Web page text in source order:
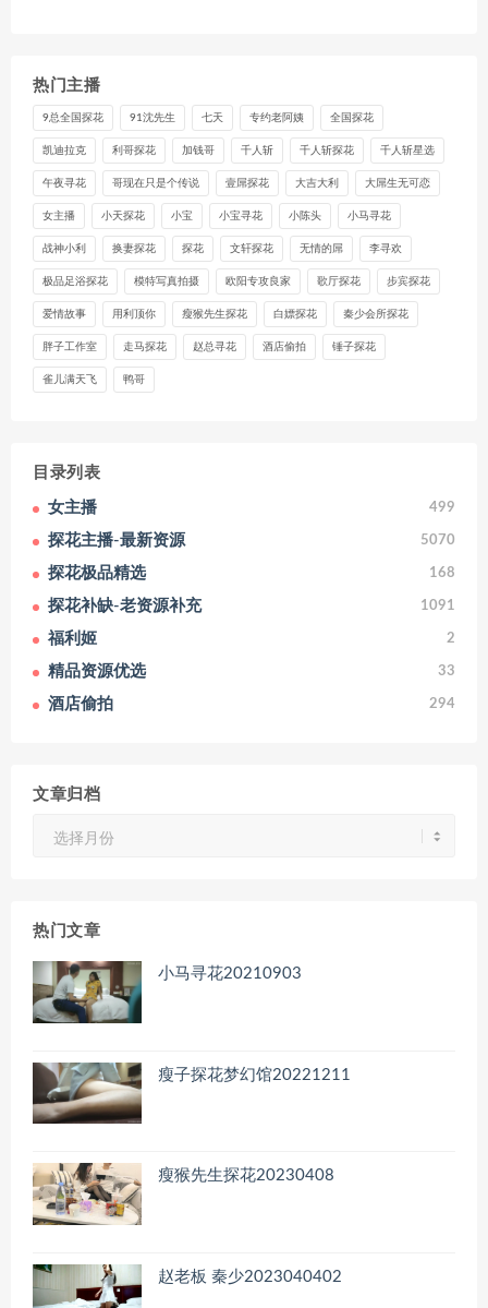
热门主播
9总全国探花 91沈先生 七天 专约老阿姨 全国探花
凯迪拉克 利哥探花 加钱哥 千人斩 千人斩探花 千人斩星选
午夜寻花 哥现在只是个传说 壹屌探花 大吉大利 大屌生无可恋
女主播 小天探花 小宝 小宝寻花 小陈头 小马寻花
战神小利 换妻探花 探花 文轩探花 无情的屌 李寻欢
极品足浴探花 模特写真拍摄 欧阳专攻良家 歌厅探花 步宾探花
爱情故事 用利顶你 瘦猴先生探花 白嫖探花 秦少会所探花
胖子工作室 走马探花 赵总寻花 酒店偷拍 锤子探花
雀儿满天飞 鸭哥
目录列表
女主播 499
探花主播-最新资源 5070
探花极品精选 168
探花补缺-老资源补充 1091
福利姬 2
精品资源优选 33
酒店偷拍 294
文章归档
热门文章
小马寻花20210903
瘦子探花梦幻馆20221211
瘦猴先生探花20230408
赵老板 秦少2023040402